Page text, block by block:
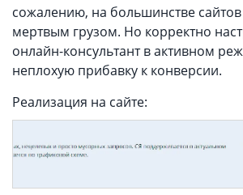
сожалению, на большинстве
мертвым грузом. Но корректно
онлайн-консультант в активном
неплохую прибавку к конверсии.
Реализация на сайте: